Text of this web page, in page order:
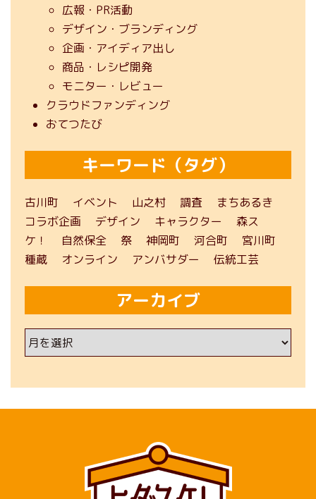
広報・PR活動
デザイン・ブランディング
企画・アイディア出し
商品・レシピ開発
モニター・レビュー
クラウドファンディング
おてつたび
キーワード（タグ）
古川町 イベント 山之村 調査
まちあるき
コラボ企画
デザイン キャラクター
森ス
ケ！
自然保全 祭 神岡町 河合町
宮川町
種蔵
オンライン アンバサダー 伝統工芸
アーカイブ
ア
ー
ブ